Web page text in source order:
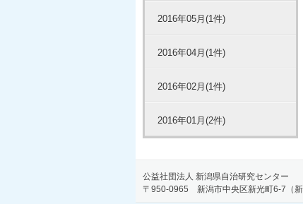
2016年05月(1件)
2016年04月(1件)
2016年02月(1件)
2016年01月(2件)
公益社団法人 新潟県自治研究センター
〒950-0965 新潟市中央区新光町6-7（